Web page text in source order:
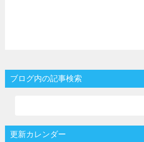
ブログ内の記事検索
更新カレンダー